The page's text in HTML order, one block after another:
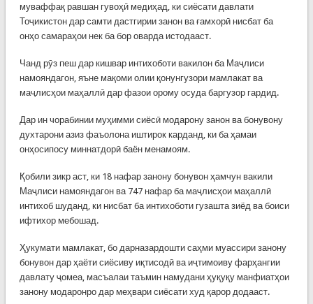
муваффақ равшан гувоҳӣ медиҳад, ки сиёсати давлати
Тоҷикистон дар самти дастгирии занон ва ғамхорӣ нисбат ба
онҳо самараҳои нек ба бор оварда истодааст.
Чанд рӯз пеш дар кишвар интихоботи вакилон ба Маҷлиси
намояндагон, яъне мақоми олии қонунгузори мамлакат ва
маҷлисҳои маҳаллӣ дар фазои орому осуда баргузор гардид.
Дар ин чорабинии муҳимми сиёсӣ модарону занон ва бонувону
духтарони азиз фаъолона иштирок карданд, ки ба ҳамаи
онҳосипосу миннатдорӣ баён менамоям.
Қобили зикр аст, ки 18 нафар занону бонувон ҳамчун вакили
Маҷлиси намояндагон ва 747 нафар ба маҷлисҳои маҳаллӣ
интихоб шуданд, ки нисбат ба интихоботи гузашта зиёд ва боиси
ифтихор мебошад.
Ҳукумати мамлакат, бо дарназардошти саҳми муассири занону
бонувон дар ҳаёти сиёсиву иқтисодӣ ва иҷтимоиву фарҳангии
давлату ҷомеа, масъалаи таъмин намудани ҳуқуқу манфиатҳои
занону модаронро дар меҳвари сиёсати худ қарор додааст.